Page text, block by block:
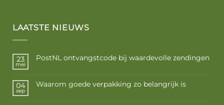
LAATSTE NIEUWS
23
mei
PostNL ontvangstcode bij waardevolle zendingen
04
sep
Waarom goede verpakking zo belangrijk is